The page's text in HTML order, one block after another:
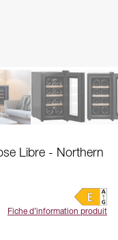
Libre - Northern
Fiche d’information produit